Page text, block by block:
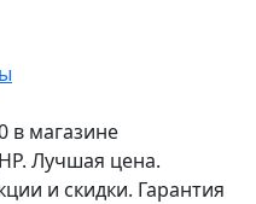
в магазине
Лучшая цена.
и скидки. Гарантия